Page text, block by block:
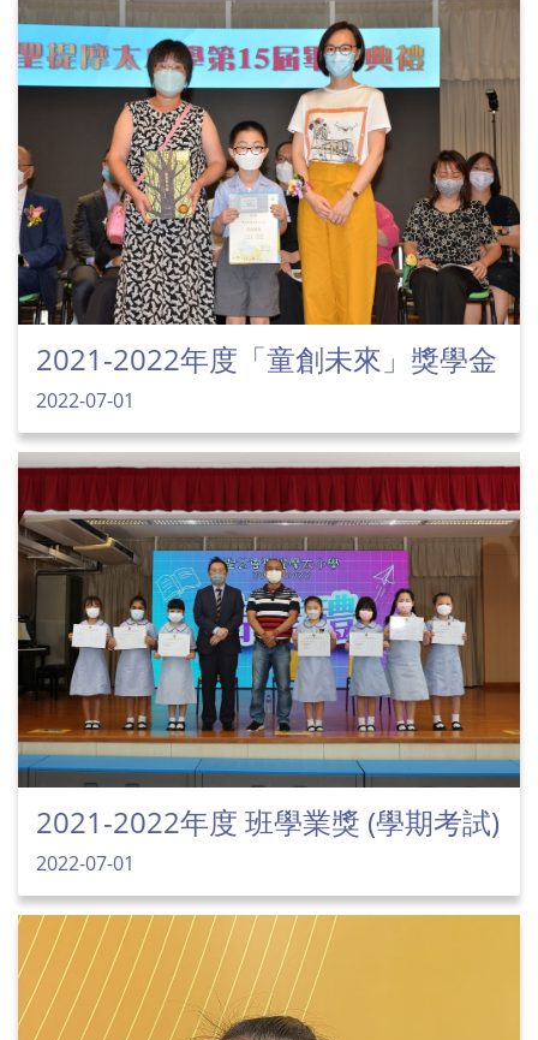
2021-2022年度「童創未來」獎學金
2022-07-01
2021-2022年度 班學業獎 (學期考試)
2022-07-01